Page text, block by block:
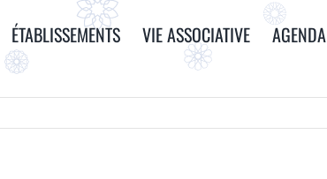
ÉTABLISSEMENTS VIE ASSOCIATIVE AGENDA